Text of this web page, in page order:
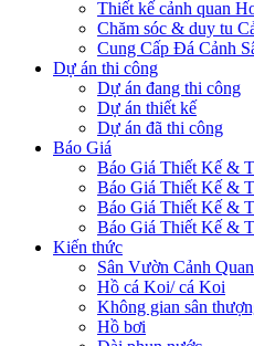
Thiết kế cảnh quan
Chăm sóc & duy tu
Cung Cấp Đá Cảnh
Dự án thi công
Dự án đang thi công
Dự án thiết kế
Dự án đã thi công
Báo Giá
Báo Giá Thiết Kế &
Báo Giá Thiết Kế &
Báo Giá Thiết Kế &
Báo Giá Thiết Kế &
Kiến thức
Sân Vườn Cảnh Quan
Hồ cá Koi/ cá Koi
Không gian sân
Hồ bơi